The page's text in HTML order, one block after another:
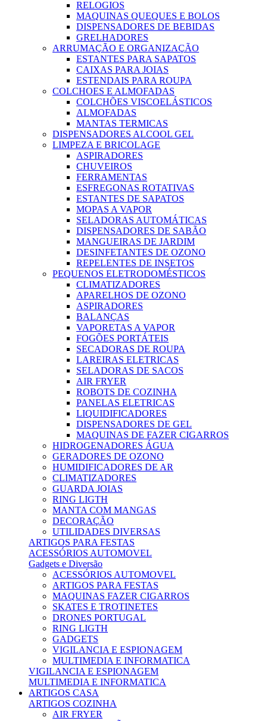
RELOGIOS
MAQUINAS QUEQUES E BOLOS
DISPENSADORES DE BEBIDAS
GRELHADORES
ARRUMAÇÃO E ORGANIZAÇÃO
ESTANTES PARA SAPATOS
CAIXAS PARA JOIAS
ESTENDAIS PARA ROUPA
COLCHOES E ALMOFADAS
COLCHÕES VISCOELÁSTICOS
ALMOFADAS
MANTAS TERMICAS
DISPENSADORES ALCOOL GEL
LIMPEZA E BRICOLAGE
ASPIRADORES
CHUVEIROS
FERRAMENTAS
ESFREGONAS ROTATIVAS
ESTANTES DE SAPATOS
MOPAS A VAPOR
SELADORAS AUTOMÁTICAS
DISPENSADORES DE SABÃO
MANGUEIRAS DE JARDIM
DESINFETANTES DE OZONO
REPELENTES DE INSETOS
PEQUENOS ELETRODOMÉSTICOS
CLIMATIZADORES
APARELHOS DE OZONO
ASPIRADORES
BALANÇAS
VAPORETAS A VAPOR
FOGÕES PORTÁTEIS
SECADORAS DE ROUPA
LAREIRAS ELETRICAS
SELADORAS DE SACOS
AIR FRYER
ROBOTS DE COZINHA
PANELAS ELETRICAS
LIQUIDIFICADORES
DISPENSADORES DE GEL
MAQUINAS DE FAZER CIGARROS
HIDROGENADORES ÁGUA
GERADORES DE OZONO
HUMIDIFICADORES DE AR
CLIMATIZADORES
GUARDA JOIAS
RING LIGTH
MANTA COM MANGAS
DECORAÇÃO
UTILIDADES DIVERSAS
ARTIGOS PARA FESTAS
ACESSÓRIOS AUTOMOVEL
Gadgets e Diversão
ACESSÓRIOS AUTOMOVEL
ARTIGOS PARA FESTAS
MAQUINAS FAZER CIGARROS
SKATES E TROTINETES
DRONES PORTUGAL
RING LIGTH
GADGETS
VIGILANCIA E ESPIONAGEM
MULTIMEDIA E INFORMATICA
VIGILANCIA E ESPIONAGEM
MULTIMEDIA E INFORMATICA
ARTIGOS CASA
ARTIGOS COZINHA
AIR FRYER